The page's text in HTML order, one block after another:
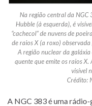
Na região central da
Hubble (à esquerda), é
“cachecol” de nuvens de
de raios X (a roxo)
A região nuclear da
quente que emite os raios
visível
Crédito:
A NGC 383 é uma